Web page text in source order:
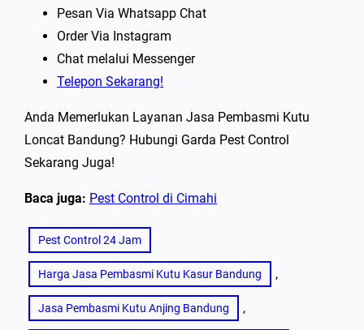
Pesan Via Whatsapp Chat
Order Via Instagram
Chat melalui Messenger
Telepon Sekarang!
Anda Memerlukan Layanan Jasa Pembasmi Kutu
Loncat Bandung? Hubungi Garda Pest Control
Sekarang Juga!
Baca juga: Pest Control di Cimahi
Pest Control 24 Jam
Harga Jasa Pembasmi Kutu Kasur Bandung ,
Jasa Pembasmi Kutu Anjing Bandung ,